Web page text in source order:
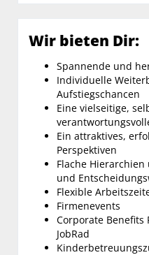
Wir bieten Dir:
Spannende und
Individuelle
Aufstiegschancen
Eine vielseitige,
Ein attraktives,
Perspektiven
Flache
und
Flexible
Firmenevents
Corporate Benefits
JobRad